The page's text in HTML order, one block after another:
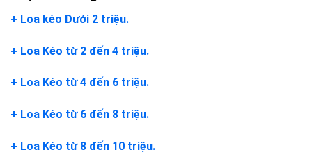
+ Loa kéo Dưới 2 triệu.
+ Loa Kéo từ 2 đến 4 triệu.
+ Loa Kéo từ 4 đến 6 triệu.
+ Loa Kéo từ 6 đến 8 triệu.
+ Loa Kéo từ 8 đến 10 triệu.